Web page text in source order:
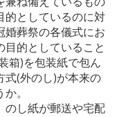
的としているのに対
婚葬祭の各儀式にお
的としていること
箱)を包装紙で包ん
式(外のし)が本来の
。
のし紙が郵送や宅配